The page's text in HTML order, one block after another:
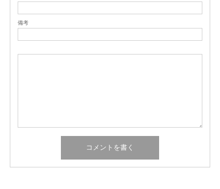
備考